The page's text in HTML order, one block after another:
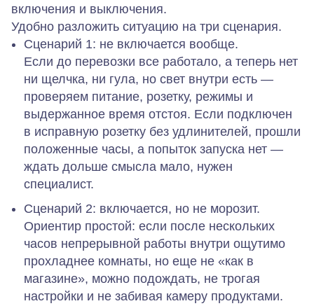
включения и выключения.
Удобно разложить ситуацию на три сценария.
Сценарий 1: не включается вообще.
Если до перевозки все работало, а теперь нет
ни щелчка, ни гула, но свет внутри есть —
проверяем питание, розетку, режимы и
выдержанное время отстоя. Если подключен
в исправную розетку без удлинителей, прошли
положенные часы, а попыток запуска нет —
ждать дольше смысла мало, нужен
специалист.
Сценарий 2: включается, но не морозит.
Ориентир простой: если после нескольких
часов непрерывной работы внутри ощутимо
прохладнее комнаты, но еще не «как в
магазине», можно подождать, не трогая
настройки и не забивая камеру продуктами.